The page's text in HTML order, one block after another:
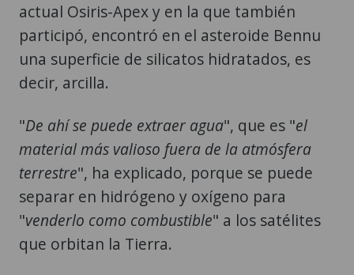
actual Osiris-Apex y en la que también
participó, encontró en el asteroide Bennu
una superficie de silicatos hidratados, es
decir, arcilla.
"De ahí se puede extraer agua", que es "el
material más valioso fuera de la atmósfera
terrestre", ha explicado, porque se puede
separar en hidrógeno y oxígeno para
"venderlo como combustible" a los satélites
que orbitan la Tierra.